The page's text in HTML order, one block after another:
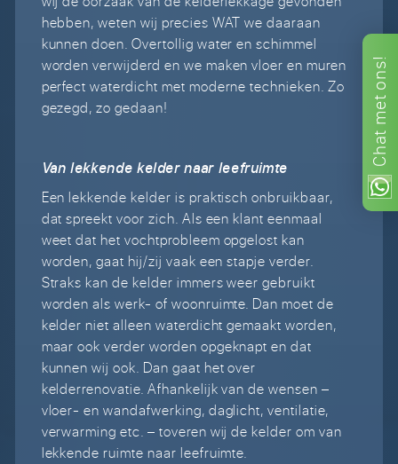
Chat
met
ons!
hebben, weten wij precies WAT we daaraan
kunnen doen. Overtollig water en schimmel
worden verwijderd en we maken vloer en muren
perfect waterdicht met moderne technieken. Zo
gezegd, zo gedaan!
Van lekkende kelder naar leefruimte
Een lekkende kelder is praktisch onbruikbaar,
dat spreekt voor zich. Als een klant eenmaal
weet dat het vochtprobleem opgelost kan
worden, gaat hij/zij vaak een stapje verder.
Straks kan de kelder immers weer gebruikt
worden als werk- of woonruimte. Dan moet de
kelder niet alleen waterdicht gemaakt worden,
maar ook verder worden opgeknapt en dat
kunnen wij ook. Dan gaat het over
kelderrenovatie. Afhankelijk van de wensen –
vloer- en wandafwerking, daglicht, ventilatie,
verwarming etc. – toveren wij de kelder om van
lekkende ruimte naar leefruimte.